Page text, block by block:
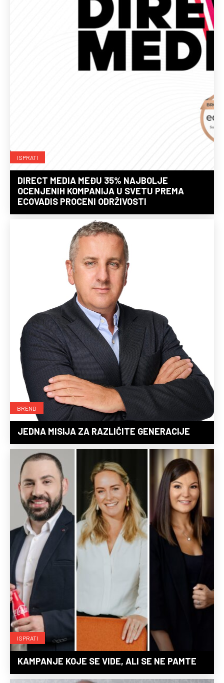
ISPRATI
DIRECT MEDIA MEĐU 35% NAJBOLJE
OCENJENIH KOMPANIJA U SVETU PREMA
ECOVADIS PROCENI ODRŽIVOSTI
BREND
JEDNA MISIJA ZA RAZLIČITE GENERACIJE
ISPRATI
KAMPANJE KOJE SE VIDE, ALI SE NE PAMTE